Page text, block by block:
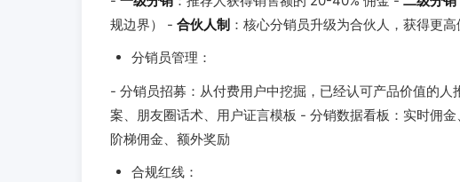
规边界） - 合伙人制 ：核心分销员升级为合伙人，获得更
分销员管理：
- 分销员招募：从付费用户中挖掘，已经认可产品价值的
案、朋友圈话术、用户证言模板 - 分销数据看板：实时佣
阶梯佣金、额外奖励
合规红线：